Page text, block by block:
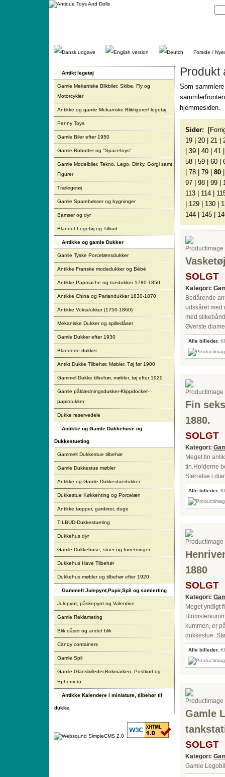
Gå
Forside /
Antikt legetøj
Gamle Mekaniske Blikbiler, Skibe, Fly og
Motorcykler
Antikke og gamle Mekaniske Blikfigurer/ legetøj
Penny Toys
Gamle Biler efter 1950
Gamle Robotter og "Spacetoys"
Gamle Modelbiler, Tekno, Lego, Dinky, Gorgi samt
Figurer
Trælegetøj
Gamle Sparebøsser og bygninger
Bamser og dyr
Blandet Legetøj og Tilbud
Antikke og gamle Dukker
Gamle Tyske Porcelænsdukker
Antikke Franske modedukker og Bébé
Antikke Papmache og trædukker 1780-1850
Antikke China og Pariandukker 1830-1870
Antikke Voksdukker (1750-1860)
Mekaniske Dukker og spilledåser
Gamle Dukker efter 1930
Blandede dukker
Antikt Dukke Tilbehør, Møbler, Tøj før 1900
Gammel Dukke tilbehør, møbler, tøj efter 1920
Gamle påklædningsdukker-Klippdocker-
papirdukker
Dukke reservedele
Antikke og Gamle Dukkehuse og
Dukkestueting
Gammelt Dukkestue tilbehør
Gamle Dukkestue møbler
Antikke og Gamle Dukkestuedukker
Dukkestue Køkkenting og Porcelæn
Antikke tæpper, gardiner, duge
TILBUD-Dukkestueting
Dukkehus dyr
Gamle Dukkehuse, stuer og forretninger
Dukkehus Have Tilbehør
Dukkehus møbler og tilbehør efter 1920
Gammelt Julepynt,Papir,Spil og samlerting
Julepynt, påskepynt og Valentine
Gamle Reklameting
Blik dåser og andet blik
Candy containers
Gamle Spil
Gamle Glansbilleder,Bokmärken, Postkort og
Ephemera
Antikke Kalendere i miniature, tilbehør til
dukke.
Produkt
Som
hjemmesiden.
Sider:
19
20 21
39 40 41
58
59 60
78 79 80
97
98 99
113
114
129 130
144
145
SOLGT
Kategori:
Bedårende
udskåret med
med
Øverste
Alle billeder.
Fin
1880.
SOLGT
Kategori:
Meget fin
tin.Holderne
Størrelse i
Alle billeder.
1880
SOLGT
Kategori:
Meget yndigt
kummen, er
dukkestue.
Alle billeder.
Gamle
SOLGT
Kategori:
Gamle